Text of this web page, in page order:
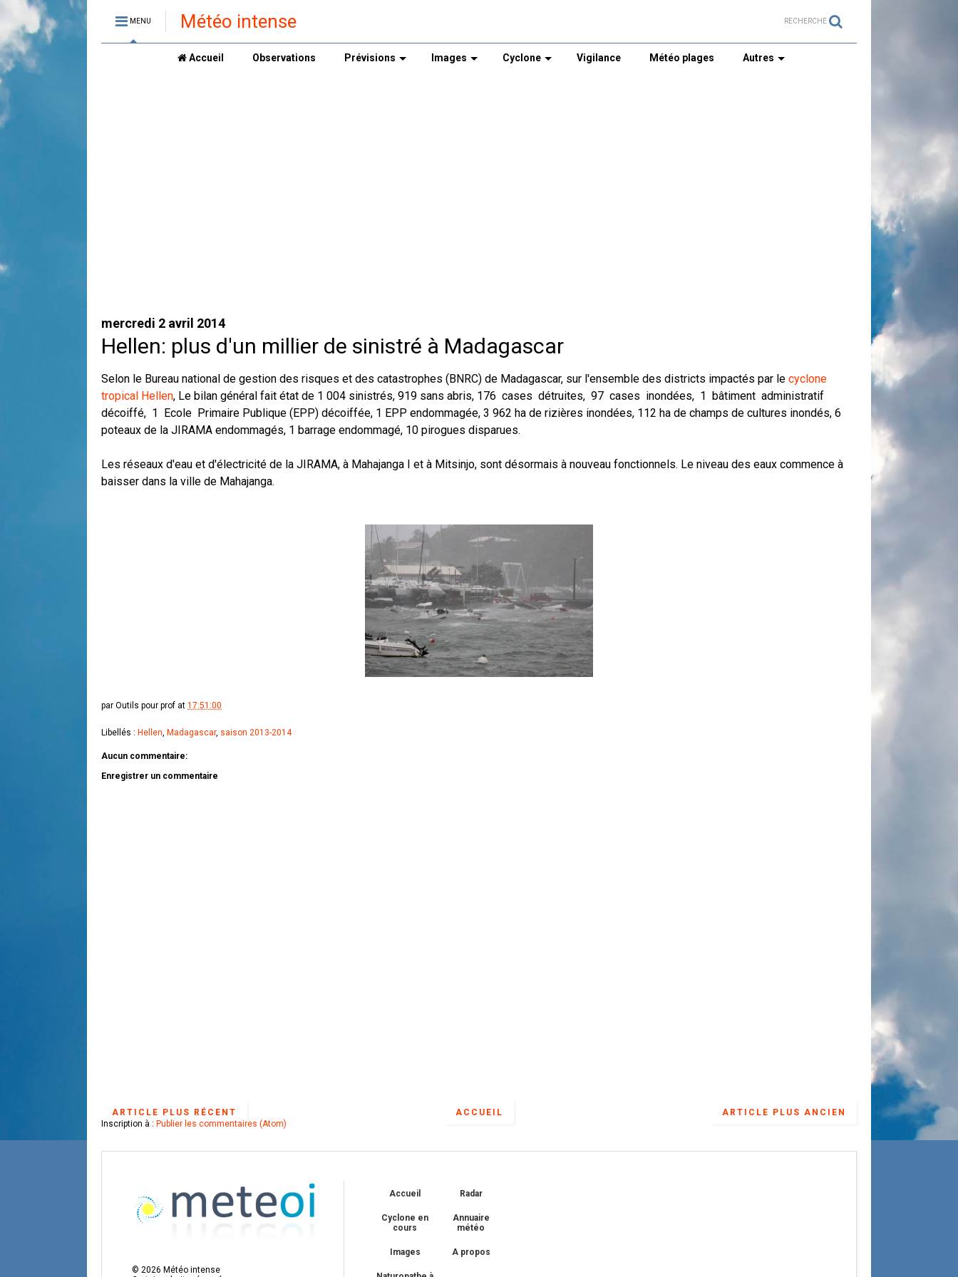
MENU Météo intense RECHERCHE
Accueil Observations Prévisions Images Cyclone Vigilance Météo plages Autres
mercredi 2 avril 2014
Hellen: plus d'un millier de sinistré à Madagascar
Selon le Bureau national de gestion des risques et des catastrophes (BNRC) de Madagascar, sur l'ensemble des districts impactés par le cyclone
tropical Hellen, Le bilan général fait état de 1 004 sinistrés, 919 sans abris, 176 cases détruites, 97 cases inondées, 1 bâtiment administratif
décoiffé, 1 Ecole Primaire Publique (EPP) décoiffée, 1 EPP endommagée, 3 962 ha de rizières inondées, 112 ha de champs de cultures inondés, 6
poteaux de la JIRAMA endommagés, 1 barrage endommagé, 10 pirogues disparues.
Les réseaux d'eau et d'électricité de la JIRAMA, à Mahajanga I et à Mitsinjo, sont désormais à nouveau fonctionnels. Le niveau des eaux commence à
baisser dans la ville de Mahajanga.
par Outils pour prof at 17:51:00
Libellés : Hellen Madagascar, saison 2013-2014
Aucun commentaire:
Enregistrer un commentaire
ARTICLE PLUS RÉCENT ARTICLE PLUS ANCIEN
ACCUEIL
Inscription à : Publier les commentaires (Atom)
©2026 Météo intense
Accueil Radar
Cyclone en
cours
Annuaire
météo
Images A propos